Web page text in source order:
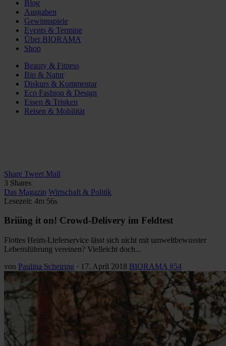
Blog
Ausgaben
Gewinnspiele
Events & Termine
Über BIORAMA
Shop
Beauty & Fitness
Bio & Natur
Diskurs & Kommentar
Eco Fashion & Design
Essen & Trinken
Reisen & Mobilität
Share Tweet Mail
3 Shares
Das Magazin Wirtschaft & Politik
Lesezeit: 4m 56s
Briiing it on! Crowd-Delivery im Feldtest
Flottes Heim-Lieferservice lässt sich nicht mit umweltbewusster
Lebensführung vereinen? Vielleicht doch...
von Paulina Scheiring · 17. April 2018 BIORAMA #54